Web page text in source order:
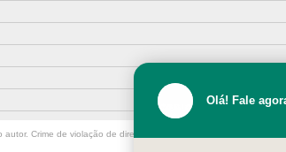
Crime de violação de direito autoral – artigo 184 do Código
Olá! Fale